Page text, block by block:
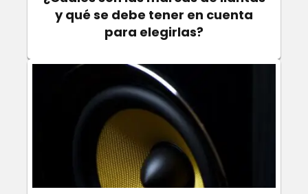
y qué se debe tener en cuenta
para elegirlas?